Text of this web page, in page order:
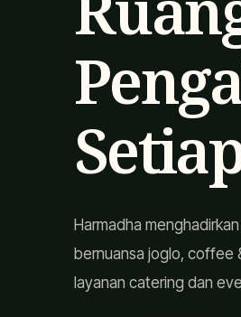
Harmadha
bernuansa joglo, coffee
layanan catering dan